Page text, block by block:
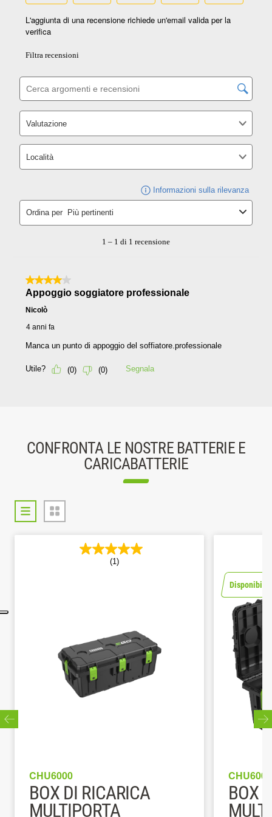
CONFRONTA LE NOSTRE BATTERIE E
CARICABATTERIE
(1)
CHU6000
BOX DI RICARICA
MULTIPORTA
Disponibile
BOX